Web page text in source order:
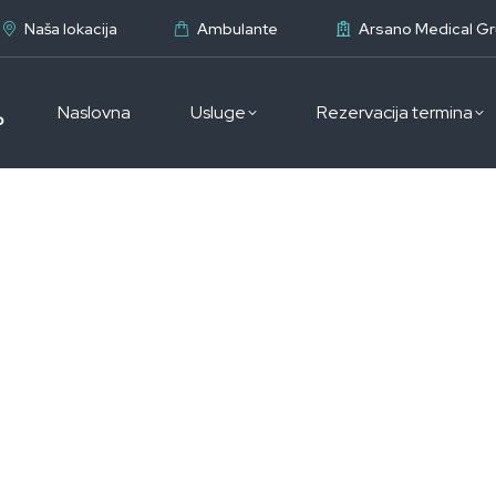
Naša lokacija Ambulante Arsano Medical
Naslovna Usluge Rezervacija termina